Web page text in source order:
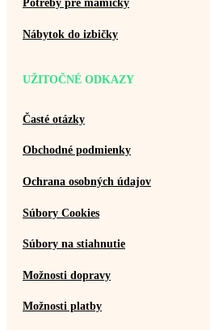
Potreby pre mamičky
Nábytok do izbičky
UŽITOČNÉ ODKAZY
Časté otázky
Obchodné podmienky
Ochrana osobných údajov
Súbory Cookies
Súbory na stiahnutie
Možnosti dopravy
Možnosti platby